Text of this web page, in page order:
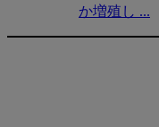
か増殖し ...